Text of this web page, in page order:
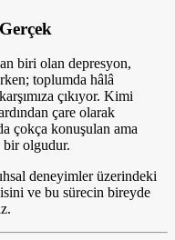
biri olan depresyon,
toplumda hâlâ
çıkıyor. Kimi
çare olarak
çokça konuşulan ama
bir olgudur.
deneyimler üzerindeki
ve bu sürecin bireyde